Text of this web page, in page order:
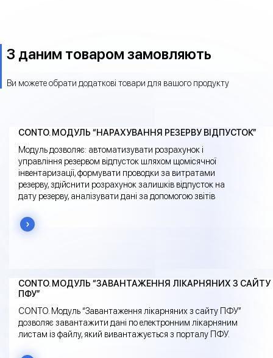
З даним товаром замовляють
Ви можете обрати додаткові товари для вашого продукту
CONTO. МОДУЛЬ “НАРАХУВАННЯ РЕЗЕРВУ ВІДПУСТОК”
Модуль дозволяє: автоматизувати розрахунок і
управління резервом відпусток шляхом щомісячної
інвентаризації, формувати проводки за витратами
резерву, здійснити розрахунок залишків відпусток на
дату резерву, аналізувати дані за допомогою звітів
CONTO. МОДУЛЬ “ЗАВАНТАЖЕННЯ ЛІКАРНЯНИХ З САЙТУ
ПФУ”
CONTO. Модуль “Завантаження лікарняних з сайту ПФУ”
дозволяє завантажити дані по електронним лікарняним
листам із файлу, який вивантажується з порталу ПФУ.